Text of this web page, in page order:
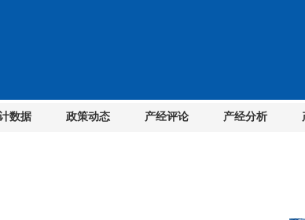
数据 政策动态 产经评论 产经分析